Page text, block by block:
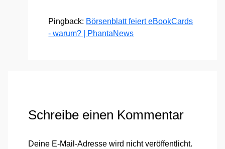
Pingback: Börsenblatt feiert eBookCards
- warum? | PhantaNews
Schreibe einen Kommentar
Deine E-Mail-Adresse wird nicht veröffentlicht.